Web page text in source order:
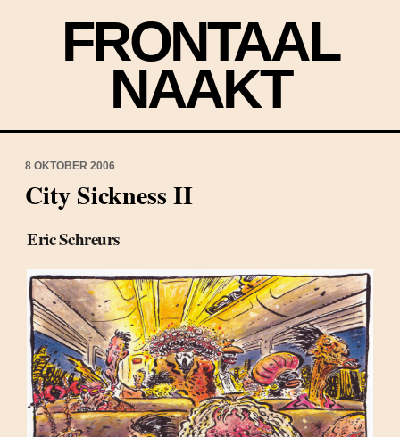
FRONTAAL
NAAKT
8 OKTOBER 2006
City Sickness II
Eric Schreurs